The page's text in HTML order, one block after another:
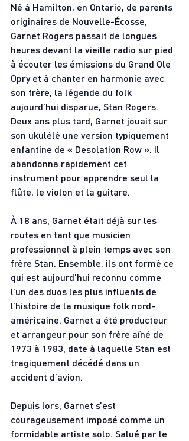
Né à Hamilton, en Ontario, de parents
originaires de Nouvelle-Écosse,
Garnet Rogers passait de longues
heures devant la vieille radio sur pied
à écouter les émissions du Grand Ole
Opry et à chanter en harmonie avec
son frère, la légende du folk
aujourd’hui disparue, Stan Rogers.
Deux ans plus tard, Garnet jouait sur
son ukulélé une version typiquement
enfantine de « Desolation Row ». Il
abandonna rapidement cet
instrument pour apprendre seul la
flûte, le violon et la guitare.
À 18 ans, Garnet était déjà sur les
routes en tant que musicien
professionnel à plein temps avec son
frère Stan. Ensemble, ils ont formé ce
qui est aujourd’hui reconnu comme
l’un des duos les plus influents de
l’histoire de la musique folk nord-
américaine. Garnet a été producteur
et arrangeur pour son frère aîné de
1973 à 1983, date à laquelle Stan est
tragiquement décédé dans un
accident d’avion.
Depuis lors, Garnet s’est
courageusement imposé comme un
formidable artiste solo. Salué par le